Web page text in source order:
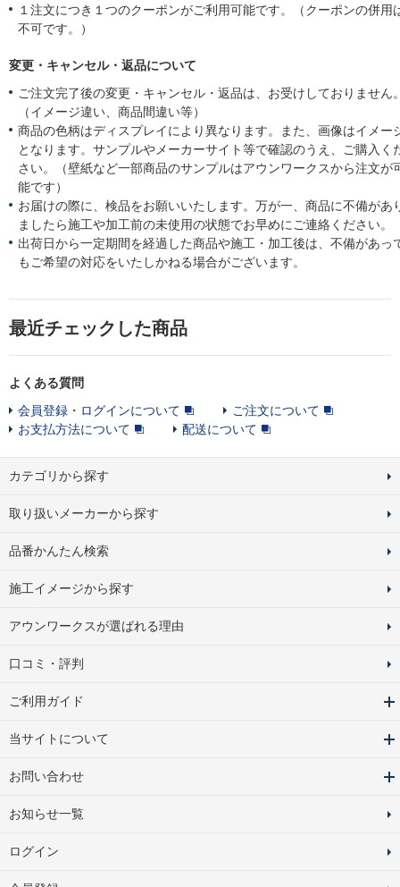
１注文につき１つのクーポンがご利用可能です。（クーポンの併用
不可です。）
変更・キャンセル・返品について
ご注文完了後の変更・キャンセル・返品は、お受けしておりません
（イメージ違い、商品間違い等）
商品の色柄はディスプレイにより異なります。また、画像はイメー
となります。サンプルやメーカーサイト等で確認のうえ、ご購入く
さい。（壁紙など一部商品のサンプルはアウンワークスから注文が
能です）
お届けの際に、検品をお願いいたします。万が一、商品に不備があ
ましたら施工や加工前の未使用の状態でお早めにご連絡ください。
出荷日から一定期間を経過した商品や施工・加工後は、不備があっ
もご希望の対応をいたしかねる場合がございます。
最近チェックした商品
よくある質問
会員登録・ログインについて
ご注文について
お支払方法について
配送について
カテゴリから探す
取り扱いメーカーから探す
品番かんたん検索
施工イメージから探す
アウンワークスが選ばれる理由
口コミ・評判
ご利用ガイド
当サイトについて
お問い合わせ
お知らせ一覧
ログイン